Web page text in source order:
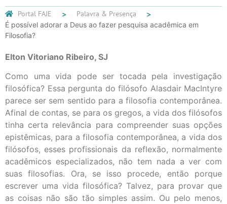
Portal FAJE Palavra & Presença
É possível adorar a Deus ao fazer pesquisa acadêmica em
Filosofia?
Elton Vitoriano Ribeiro, SJ
Como uma vida pode ser tocada pela investigação
filosófica? Essa pergunta do filósofo Alasdair MacIntyre
parece ser sem sentido para a filosofia contemporânea.
Afinal de contas, se para os gregos, a vida dos filósofos
tinha certa relevância para compreender suas opções
epistêmicas, para a filosofia contemporânea, a vida dos
filósofos, esses profissionais da reflexão, normalmente
acadêmicos especializados, não tem nada a ver com
suas filosofias. Ora, se isso procede, então porque
escrever uma vida filosófica? Talvez, para provar que
as coisas não são tão simples assim. Ou pelo menos,